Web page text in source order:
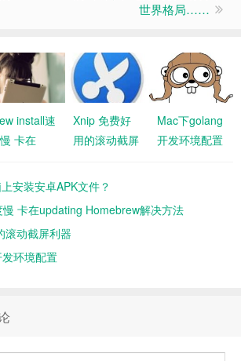
世界格局……
install速
卡在
解
Xnip 免费好
用的滚动截屏
Mac下golang
开发环境配置
安装安卓APK文件？
卡在updating Homebrew解决方法
滚动截屏利器
环境配置